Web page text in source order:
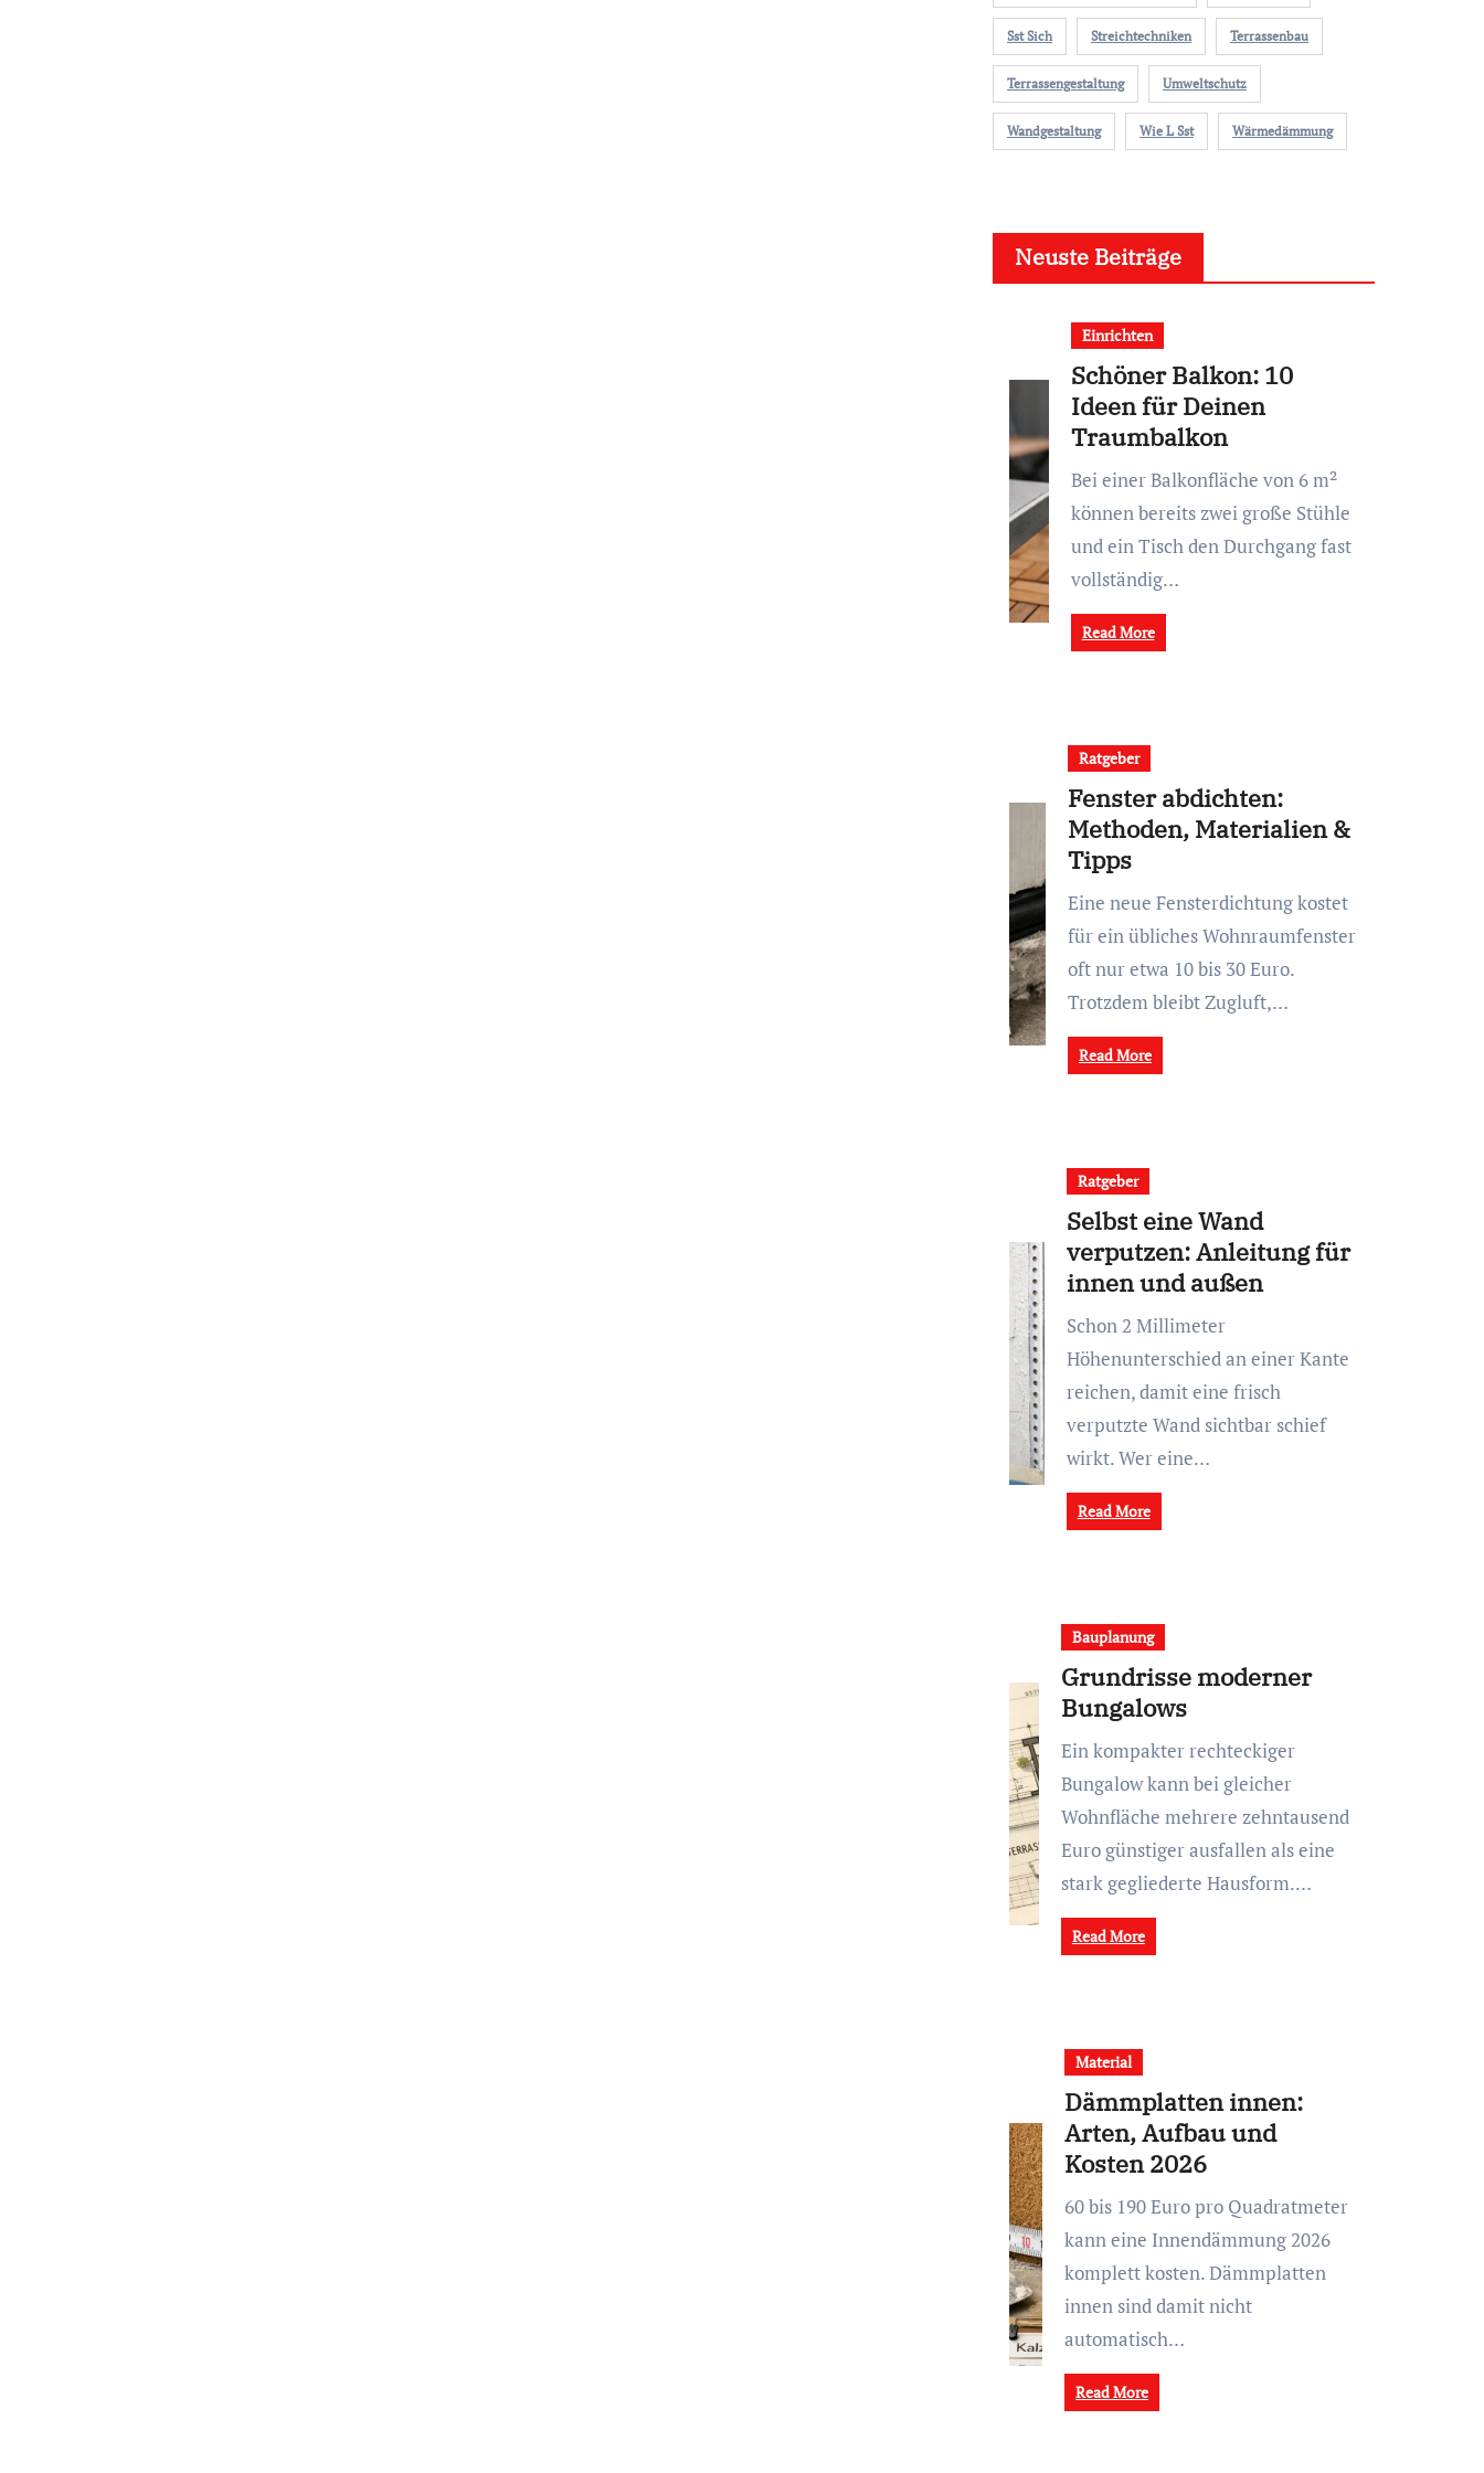
Sst Sich Streichtechniken Terrassenbau
Terrassengestaltung Umweltschutz
Wandgestaltung Wie L Sst Wärmedämmung
Neuste Beiträge
Einrichten
Schöner Balkon: 10
Ideen für Deinen
Traumbalkon
Bei einer Balkonfläche von 6 m²
können bereits zwei große Stühle
und ein Tisch den Durchgang fast
vollständig…
Read More
Ratgeber
Fenster abdichten:
Methoden, Materialien &
Tipps
Eine neue Fensterdichtung kostet
für ein übliches Wohnraumfenster
oft nur etwa 10 bis 30 Euro.
Trotzdem bleibt Zugluft,…
Read More
Ratgeber
Selbst eine Wand
verputzen: Anleitung für
innen und außen
Schon 2 Millimeter
Höhenunterschied an einer Kante
reichen, damit eine frisch
verputzte Wand sichtbar schief
wirkt. Wer eine…
Read More
Bauplanung
Grundrisse moderner
Bungalows
Ein kompakter rechteckiger
Bungalow kann bei gleicher
Wohnfläche mehrere zehntausend
Euro günstiger ausfallen als eine
stark gegliederte Hausform.…
Read More
Material
Dämmplatten innen:
Arten, Aufbau und
Kosten 2026
60 bis 190 Euro pro Quadratmeter
kann eine Innendämmung 2026
komplett kosten. Dämmplatten
innen sind damit nicht
automatisch…
Read More